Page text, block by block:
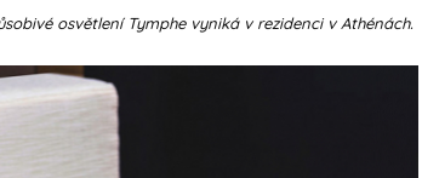
osvětlení Tymphe vyniká v rezidenci v Athénách.